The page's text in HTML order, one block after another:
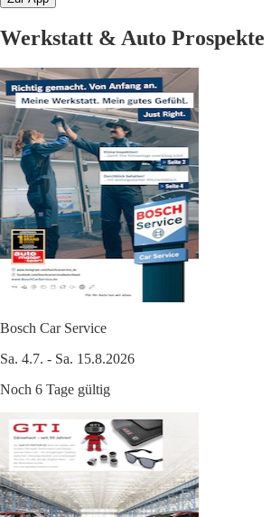
Werkstatt & Auto Prospekte
Bosch Car Service
Sa. 4.7. - Sa. 15.8.2026
Noch 6 Tage gültig